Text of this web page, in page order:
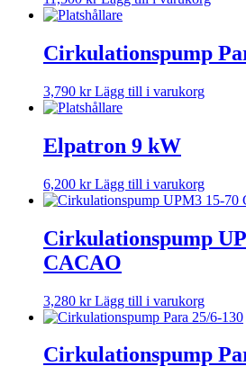
Cirkulationspump
3,790 kr Lägg till i varukorg
Elpatron 9 kW
6,200 kr Lägg till i varukorg
Cirkulationspump
CACAO
3,280 kr Lägg till i varukorg
Cirkulationspump